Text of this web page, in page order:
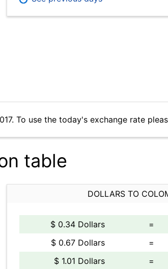
To use the today's exchange rate
table
DOLLARS TO
$ 0.34 Dollars =
$ 0.67 Dollars
=
$ 1.01 Dollars
=